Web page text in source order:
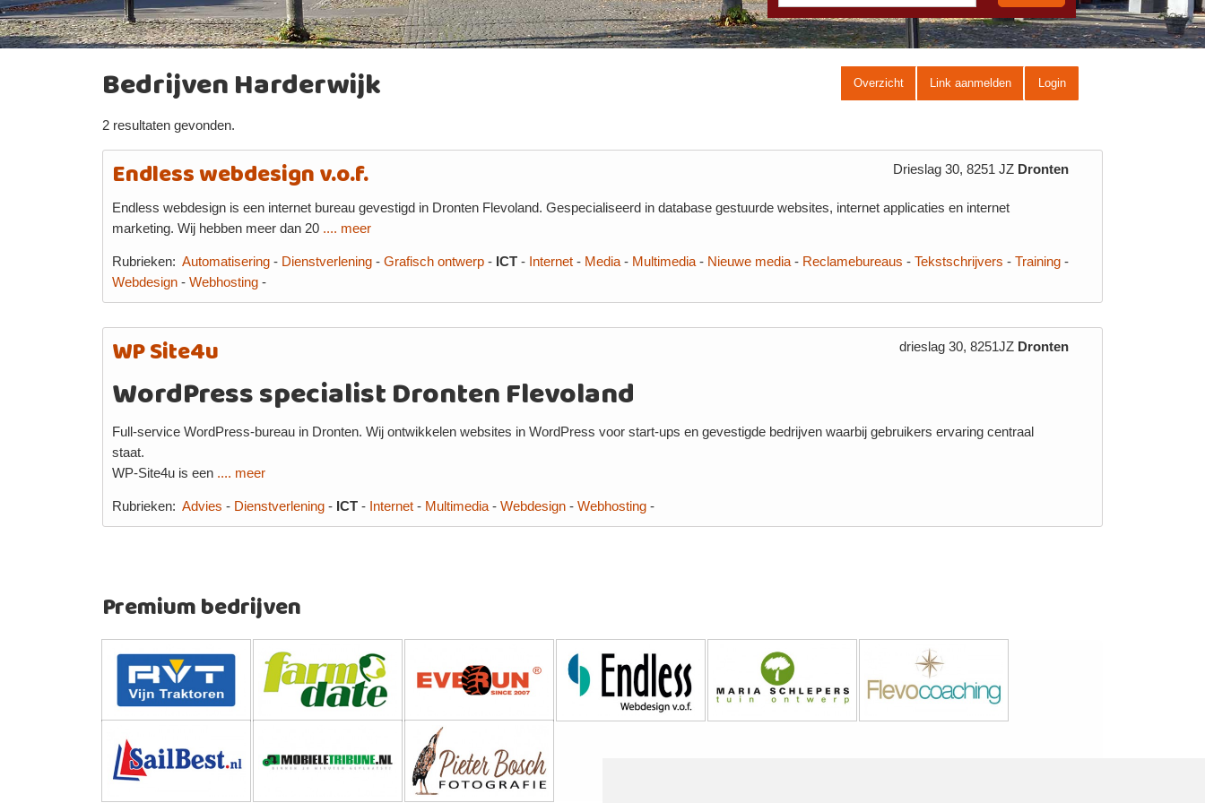
Bedrijven Harderwijk Overzicht Link aanmelden Login
2 resultaten gevonden.
Endless webdesign v.o.f. Drieslag 30, 8251 JZ Dronten
Endless webdesign is een internet bureau gevestigd in Dronten Flevoland. Gespecialiseerd in database gestuurde websites, internet applicaties en internet
marketing. Wij hebben meer dan 20 .... meer
Rubrieken: Automatisering- Dienstverlening- Grafisch ontwerp- ICT- Internet- Media- Multimedia- Nieuwe media- Reclamebureaus - Tekstschrijvers - Training-
Webdesign- Webhosting-
WP Site4u drieslag 30, 8251JZ Dronten
WordPress specialist Dronten Flevoland
Full-service WordPress-bureau in Dronten. Wij ontwikkelen websites in WordPress voor start-ups en gevestigde bedrijven waarbij gebruikers ervaring centraal
staat.
WP-Site4u is een .... meer
Rubrieken: Advies - Dienstverlening- ICT- Internet- Multimedia- Webdesign- Webhosting-
Premium bedrijven